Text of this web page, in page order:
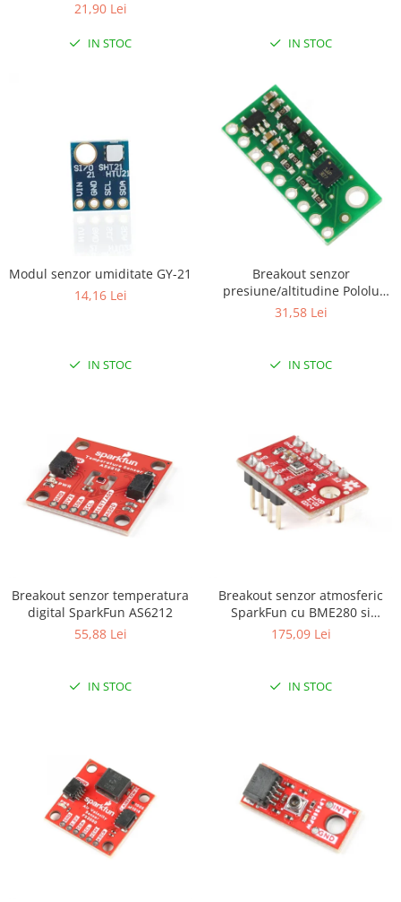
21,90 Lei
IN STOC IN STOC
Modul senzor umiditate GY-21
14,16 Lei
IN STOC
Breakout senzor
presiune/altitudine Pololu
LPS331AP cu stabilizator
31,58 Lei
IN STOC
Breakout senzor temperatura
digital SparkFun AS6212
55,88 Lei
IN STOC
Breakout senzor atmosferic
SparkFun cu BME280 si
terminatii
175,09 Lei
IN STOC